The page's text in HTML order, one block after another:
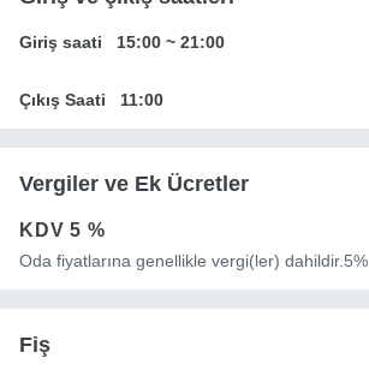
Giriş saati 15:00 ~ 21:00
Çıkış Saati 11:00
Vergiler ve Ek Ücretler
KDV5 %
Oda fiyatlarına genellikle vergi(ler) dahildir.5%
Fiş